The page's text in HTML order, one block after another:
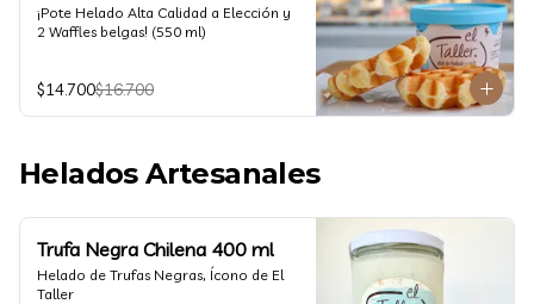
¡Pote Helado Alta Calidad a Elección y
2 Waffles belgas! (550 ml)
$14.700$16.700
Helados Artesanales
Trufa Negra Chilena 400 ml
Helado de Trufas Negras, Ícono de El
Taller